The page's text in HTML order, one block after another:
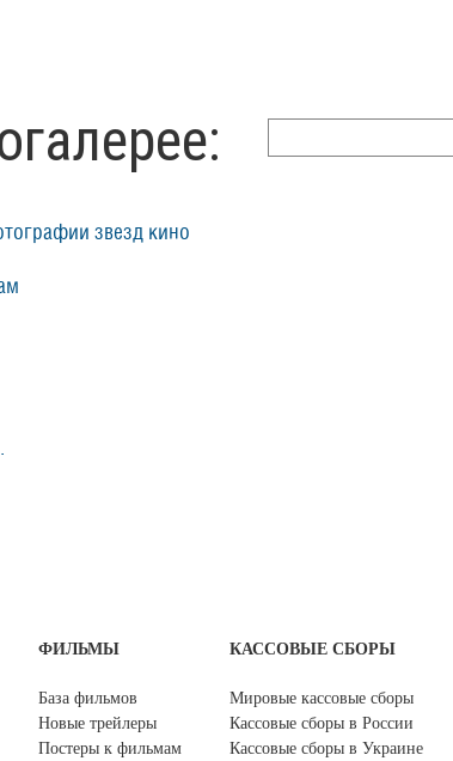
звезд кино
ФИЛЬМЫ
База фильмов
Новые трейлеры
Постеры к фильмам
КАССОВЫЕ СБОРЫ
Мировые кассовые сборы
Кассовые сборы в России
Кассовые сборы в Украине